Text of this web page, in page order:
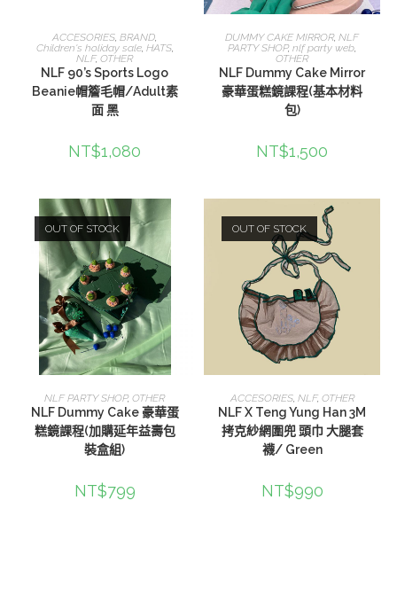
查看內容
ACCESORIES ,BRAND
Children's holiday sale, HATS,
NLF,OTHER
NLF 90’s Sports Logo
Beanie帽簷毛帽/Adult素
面 黑
NT$1,080
查看內容
DUMMY CAKE MIRROR,NLF
PARTY SHOP,nlf party web
OTHER
NLF Dummy Cake Mirror
豪華蛋糕鏡課程(基本材料
包)
NT$1,500
OUT OF STOCK
查看內容
NLF PARTY SHOP,OTHER
NLF Dummy Cake 豪華蛋
糕鏡課程(加購延年益壽包
裝盒組)
NT$799
OUT OF STOCK
查看內容
ACCESORIES, NLF, OTHER
NLF X Teng Yung Han 3M
拷克紗網圍兜 頭巾 大腿套
襪/ Green
NT$990